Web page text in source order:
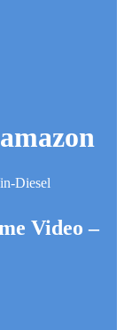
Diesel
Video –